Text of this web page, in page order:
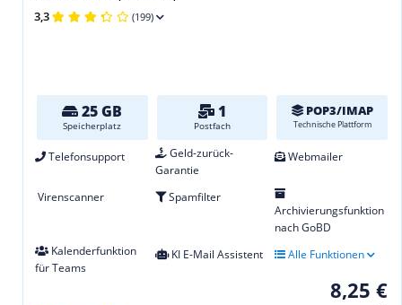
3,3 (199)
25 GB
Speicherplatz
1
Postfach
POP3/IMAP
Technische Plattform
Telefonsupport
Geld-zurück-
Garantie
Webmailer
Virenscanner
Spamfilter
Archivierungsfunktion
nach GoBD
Kalenderfunktion
für Teams
KI E-Mail Assistent Alle Funktionen
8,25 €